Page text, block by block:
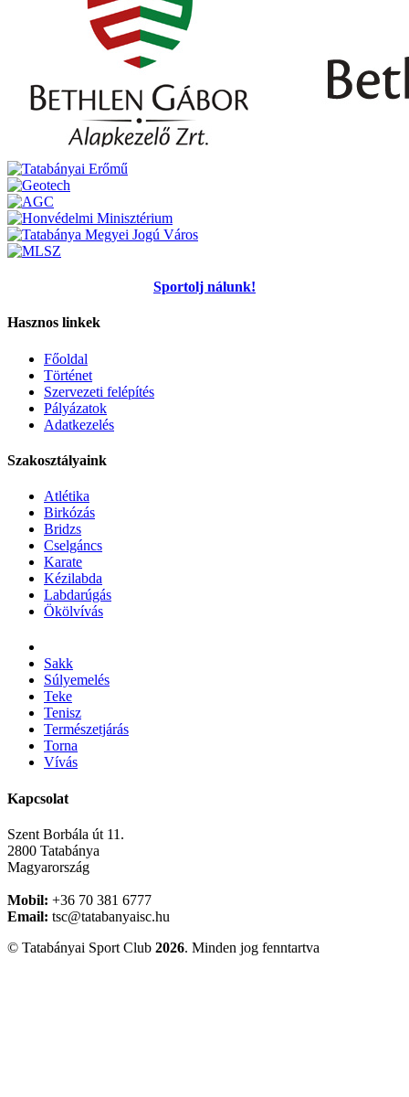
Sportolj nálunk!
Hasznos linkek
Főoldal
Történet
Szervezeti felépítés
Pályázatok
Adatkezelés
Szakosztályaink
Atlétika
Birkózás
Bridzs
Cselgáncs
Karate
Kézilabda
Labdarúgás
Ökölvívás
Sakk
Súlyemelés
Teke
Tenisz
Természetjárás
Torna
Vívás
Kapcsolat
Szent Borbála út 11.
2800 Tatabánya
Magyarország
Mobil: +36 70 381 6777
Email: tsc@tatabanyaisc.hu
© Tatabányai Sport Club 2026. Minden jog fenntartva